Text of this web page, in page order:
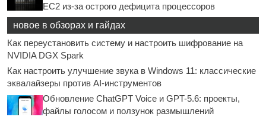
EC2 из-за острого дефицита процессоров
новое в обзорах и гайдах
Как переустановить систему и настроить шифрование на
NVIDIA DGX Spark
Как настроить улучшение звука в Windows 11: классические
эквалайзеры против AI-инструментов
Обновление ChatGPT Voice и GPT-5.6: проекты,
файлы голосом и ползунок размышлений